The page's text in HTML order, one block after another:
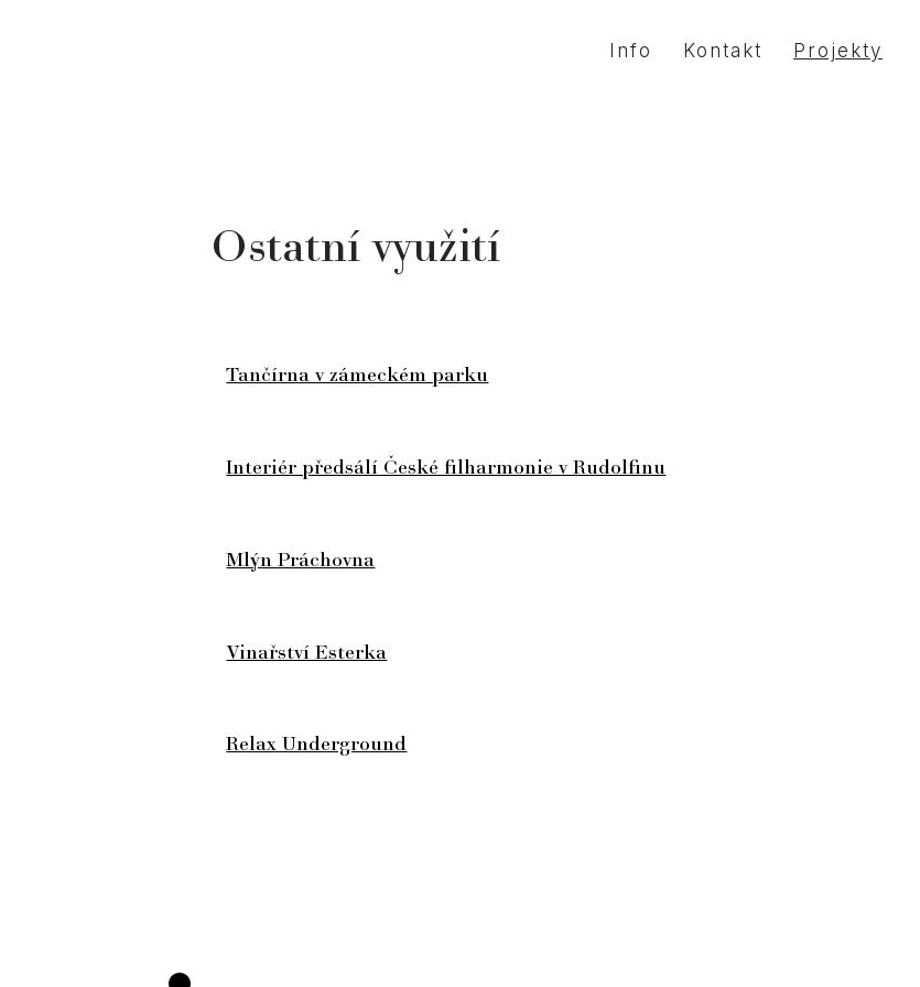
Info Kontakt Projekty
Ostatní využití
Tančírna v zámeckém parku
Interiér předsálí České filharmonie v Rudolfinu
Mlýn Práchovna
Vinařství Esterka
Relax Underground